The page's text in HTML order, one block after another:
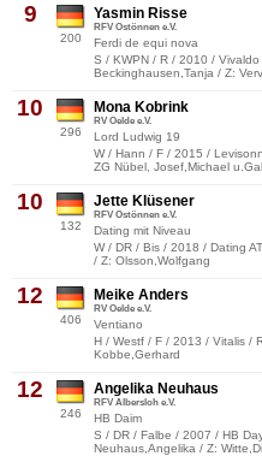
9
200
Yasmin Risse
RFV Ostönnen e.V.
Ferdi de equi nova
S / KWPN / R / 2010 /
Beckinghausen,Tanja / Z:
10
296
Mona Kobrink
RV Oelde e.V.
Lord Ludwig 19
W / Hann / F / 2015 /
ZG Nübel, Josef,Michael
10
132
Jette Klüsener
RFV Ostönnen e.V.
Dating mit Niveau
W / DR / Bis / 2018 / Dating
/ Z: Olsson,Wolfgang
12
406
Meike Anders
RV Oelde e.V.
Ventiano
H / Westf / F / 2013 / Vitalis /
Kobbe,Gerhard
12
246
Angelika Neuhaus
RFV Albersloh e.V.
HB Daim
S / DR / Falbe / 2007 / HB
Neuhaus,Angelika / Z: